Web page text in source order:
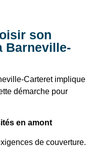
son
Barneville-
Carteret implique
démarche pour
en amont
de couverture.